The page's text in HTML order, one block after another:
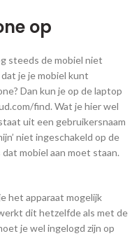
op
steeds de mobiel niet
je je mobiel kunt
Dan kun je op de laptop
find. Wat je hier wel
uit een gebruikersnaam
niet ingeschakeld op de
mobiel aan moet staan.
het apparaat mogelijk
dit hetzelfde als met de
je wel ingelogd zijn op